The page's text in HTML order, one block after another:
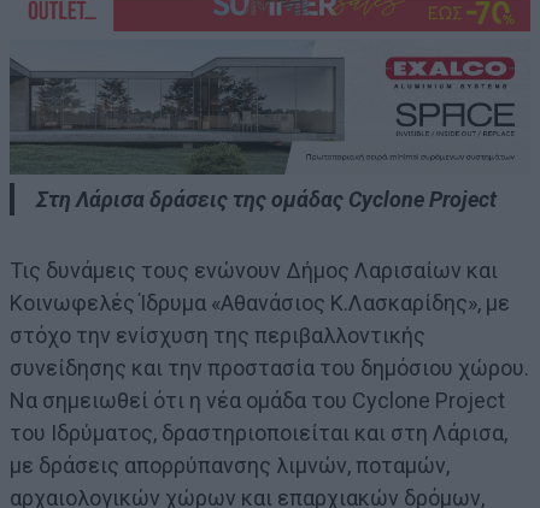
Στη Λάρισα δράσεις της ομάδας Cyclone Project
Τις δυνάμεις τους ενώνουν Δήμος Λαρισαίων και
Κοινωφελές Ίδρυμα «Αθανάσιος Κ.Λασκαρίδης», με
στόχο την ενίσχυση της περιβαλλοντικής
συνείδησης και την προστασία του δημόσιου χώρου.
Να σημειωθεί ότι η νέα ομάδα του Cyclone Project
του Ιδρύματος, δραστηριοποιείται και στη Λάρισα,
με δράσεις απορρύπανσης λιμνών, ποταμών,
αρχαιολογικών χώρων και επαρχιακών δρόμων,